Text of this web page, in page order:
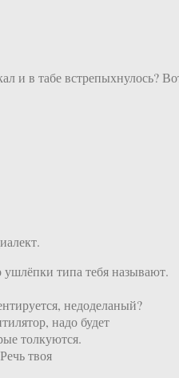
и в табе встрепыхнулось?
ушлёпки типа тебя называют.
недоделаный?
надо будет
толкуются.
твоя